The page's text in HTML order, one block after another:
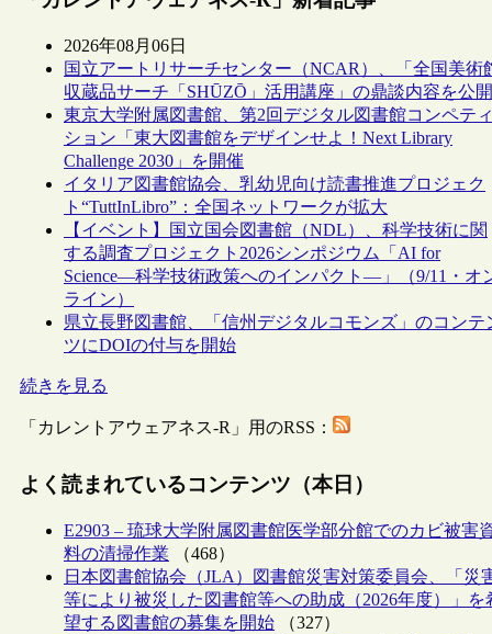
2026年08月06日
国立アートリサーチセンター（NCAR）、「全国美術
収蔵品サーチ「SHŪZŌ」活用講座」の鼎談内容を公開
東京大学附属図書館、第2回デジタル図書館コンペティ
ション「東大図書館をデザインせよ！Next Library
Challenge 2030」を開催
イタリア図書館協会、乳幼児向け読書推進プロジェク
ト“TuttInLibro”：全国ネットワークが拡大
【イベント】国立国会図書館（NDL）、科学技術に関
する調査プロジェクト2026シンポジウム「AI for
Science―科学技術政策へのインパクト―」（9/11・オ
ライン）
県立長野図書館、「信州デジタルコモンズ」のコンテ
ツにDOIの付与を開始
続きを見る
「カレントアウェアネス-R」用のRSS：
よく読まれているコンテンツ（本日）
E2903 – 琉球大学附属図書館医学部分館でのカビ被害
料の清掃作業 （468）
日本図書館協会（JLA）図書館災害対策委員会、「災
等により被災した図書館等への助成（2026年度）」を
望する図書館の募集を開始 （327）